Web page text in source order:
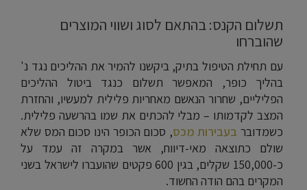
תשלום הקנס: בהתאם לסוג ושווי המוצרים
שהוברחו
עם תחילת הטיפול בתיק, ביקשנו להמיר את ההליכים נגד נ'
בהליך כופר, המאפשר תשלום כנגד ביטול ההליכים
הפליליים, שחרור הנאשם מאחריות פלילית למעשיו, והחזרת
המצב לקדמותו – מבלי להכתים את שמו בהרשעה פלילית.
כשמדובר בעבירות מכס, סכום הכופר הינו סכום המס שלא
שולם כתוצאה מאי-דיווח, אשר במקרה זה עמד על
כ-150,000 שקלים, בגין 600 פקטים שהועברו לישראל בשני
המקרים בהם הודה החשוד.